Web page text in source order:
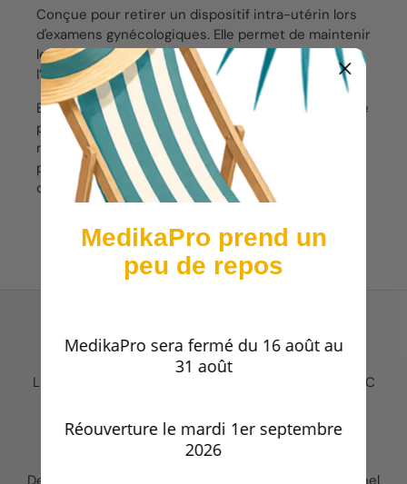
Conçue pour retirer un dispositif intra-utérin lors
d'examens gynécologiques. Elle permet de maintenir
les fils du dispositif et de le tirer vers le bas pour
l’extraire.
Elle permet également de maintenir une compresse
pour désinfecter la zone avant la pose d’un
nouveau DIU. Fabriquée en polyamide et
polyoxyméthylène, elle allie ergonomie et hygiène
optimale.
EXPEDITION 24H (produits en stock)
Livraison France métropolitaine offerte dès 149€ TTC
SERVICE CLIENT
Des conseils personnalisés pour chaque professionnel
MedikaPro prend un
peu de repos
MedikaPro sera fermé du 16 août au
31 août
Réouverture le mardi 1er septembre
2026